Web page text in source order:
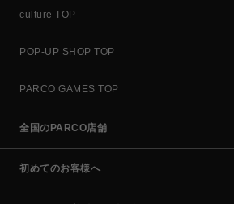
culture TOP
POP-UP SHOP TOP
PARCO GAMES TOP
全国のPARCO店舗
初めてのお客様へ